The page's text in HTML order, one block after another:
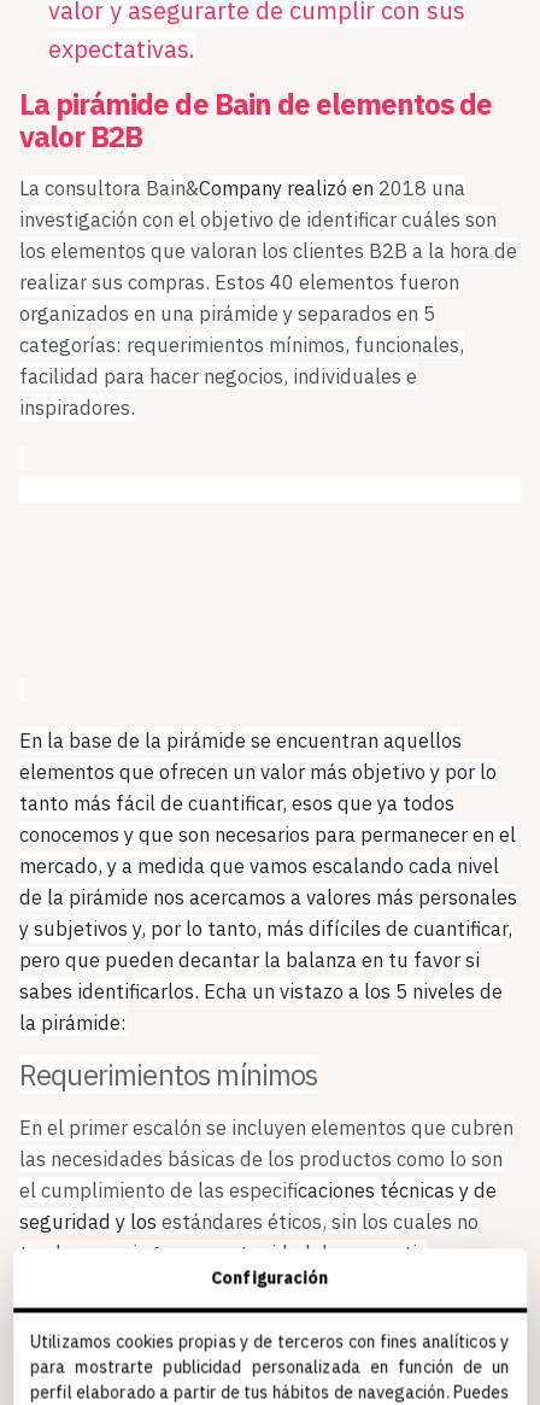
valor y asegurarte de cumplir con sus
expectativas.
La pirámide de Bain de elementos de
valor B2B
La consultora Bain&Company realizó en 2018 una
investigación con el objetivo de identificar cuáles son
los elementos que valoran los clientes B2B a la hora de
realizar sus compras. Estos 40 elementos fueron
organizados en una pirámide y separados en 5
categorías: requerimientos mínimos, funcionales,
facilidad para hacer negocios, individuales e
inspiradores.
En la base de la pirámide se encuentran aquellos
elementos que ofrecen un valor más objetivo y por lo
tanto más fácil de cuantificar, esos que ya todos
conocemos y que son necesarios para permanecer en el
mercado, y a medida que vamos escalando cada nivel
de la pirámide nos acercamos a valores más personales
y subjetivos y, por lo tanto, más difíciles de cuantificar,
pero que pueden decantar la balanza en tu favor si
sabes identificarlos. Echa un vistazo a los 5 niveles de
la pirámide:
Requerimientos mínimos
En el primer escalón se incluyen elementos que cubren
las necesidades básicas de los productos como lo son
el cumplimiento de las especificaciones técnicas y de
seguridad y los estándares éticos, sin los cuales no
tendremos ninguna oportunidad de competir.
Necesidades funcionales
Seguido de estos, se abordan elementos que
responden a las necesidades económicas y de
Configuración
Utilizamos cookies propias y de terceros con fines analíticos y
para mostrarte publicidad personalizada en función de un
perfil elaborado a partir de tus hábitos de navegación. Puedes